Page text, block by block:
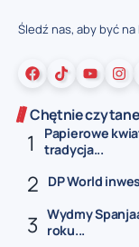
Śledź nas, aby być
Chętnie
Papierowe
tradycja...
DP World
Wydmy
roku...